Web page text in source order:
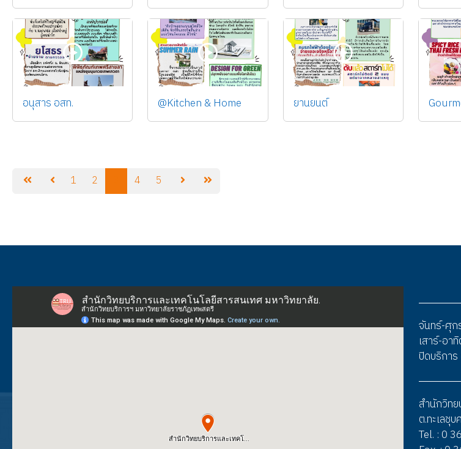
อนุสาร อสท. @Kitchen & Home ยานยนต์
1 2 4 5
จันทร์-ศุก
เสาร์-อา
ปิดบริกา
สำนักวิท
ต.ทะเลชุ
Tel. : 0